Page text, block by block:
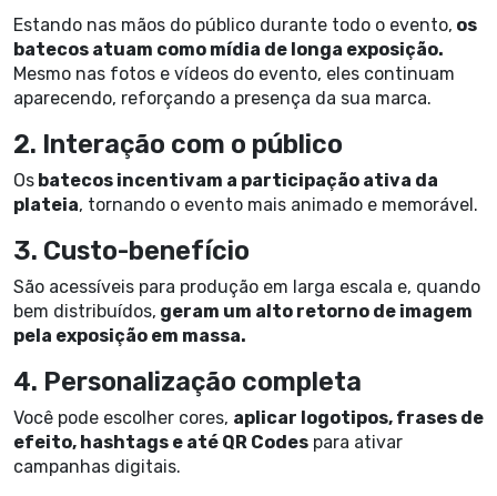
Estando nas mãos do público durante todo o evento, os
batecos atuam como mídia de longa exposição.
Mesmo nas fotos e vídeos do evento, eles continuam
aparecendo, reforçando a presença da sua marca.
2. Interação com o público
Os batecos incentivam a participação ativa da
plateia, tornando o evento mais animado e memorável.
3. Custo-benefício
São acessíveis para produção em larga escala e, quando
bem distribuídos, geram um alto retorno de imagem
pela exposição em massa.
4. Personalização completa
Você pode escolher cores, aplicar logotipos, frases de
efeito, hashtags e até QR Codes para ativar
campanhas digitais.